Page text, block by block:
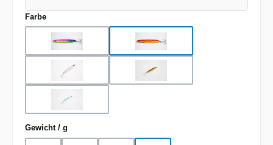
Farbeauswählen
BP BS
CL
Gewicht / g